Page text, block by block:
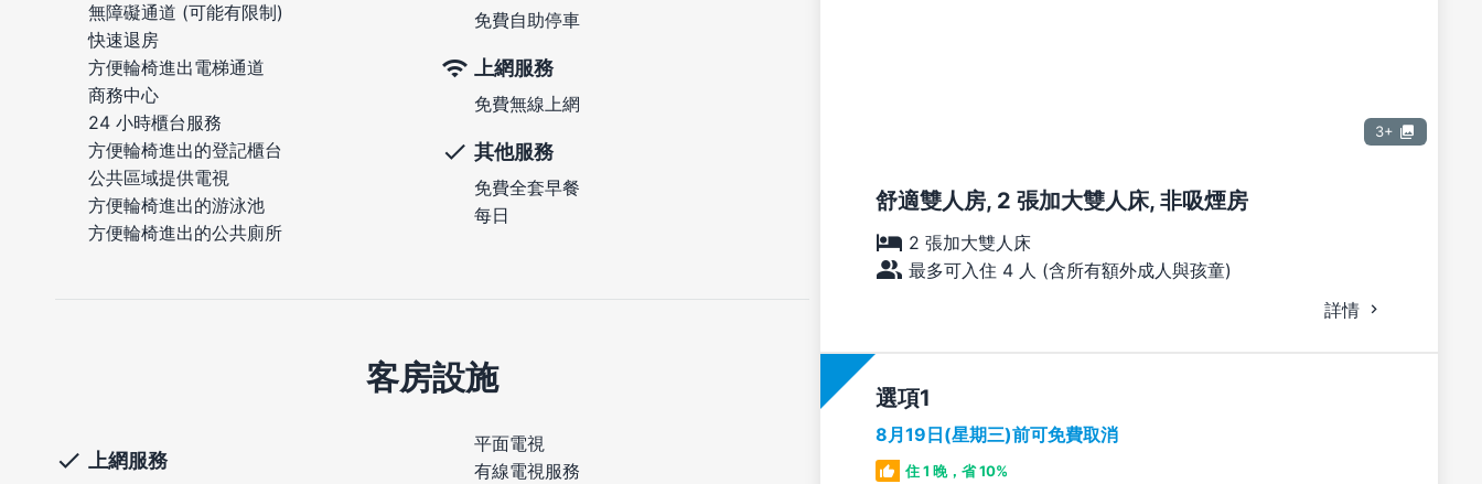
3+
舒適雙人房, 2 張加大雙人床, 非吸煙房
2 張加大雙人床
最多可入住 4 人 (含所有額外成人與孩童)
詳情
選項
8月19日(星期三)前可免費取消
住 1 晚，省 10%
無障礙通道 (可能有限制)
快速退房
方便輪椅進出電梯通道
商務中心
24 小時櫃台服務
方便輪椅進出的登記櫃台
公共區域提供電視
方便輪椅進出的游泳池
方便輪椅進出的公共廁所
免費自助停車
上網服務
免費無線上網
其他服務
免費全套早餐
每日
客房設施
上網服務
平面電視
有線電視服務